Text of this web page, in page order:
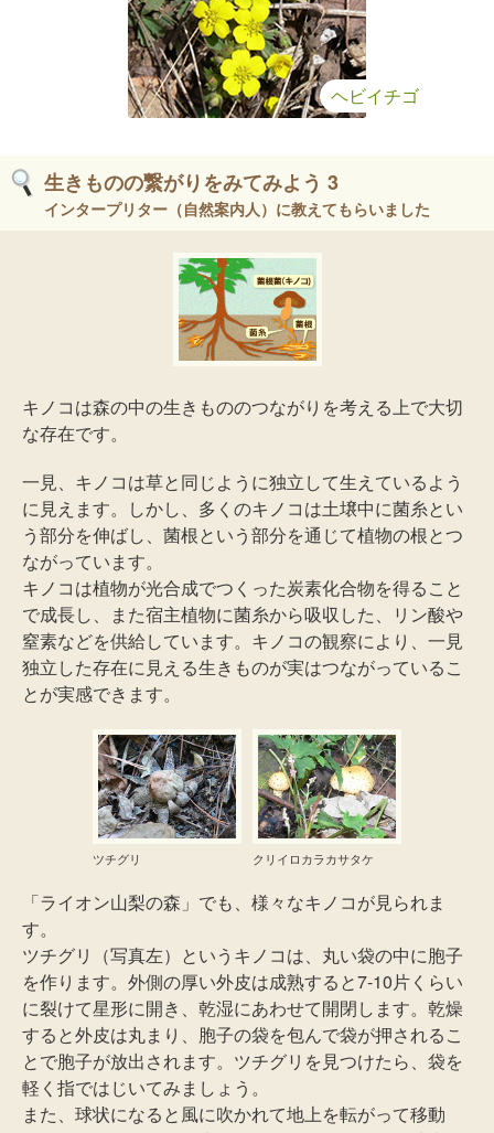
ヘビイチゴ
生きものの繋がりをみてみよう 3
インタープリター（自然案内人）に教えてもらいました
キノコは森の中の生きもののつながりを考える上で大切
な存在です。
一見、キノコは草と同じように独立して生えているよう
に見えます。しかし、多くのキノコは土壌中に菌糸とい
う部分を伸ばし、菌根という部分を通じて植物の根とつ
ながっています。
キノコは植物が光合成でつくった炭素化合物を得ること
で成長し、また宿主植物に菌糸から吸収した、リン酸や
窒素などを供給しています。キノコの観察により、一見
独立した存在に見える生きものが実はつながっているこ
とが実感できます。
ツチグリ クリイロカラカサタケ
「ライオン山梨の森」でも、様々なキノコが見られま
す。
ツチグリ（写真左）というキノコは、丸い袋の中に胞子
を作ります。外側の厚い外皮は成熟すると7-10片くらい
に裂けて星形に開き、乾湿にあわせて開閉します。乾燥
すると外皮は丸まり、胞子の袋を包んで袋が押されるこ
とで胞子が放出されます。ツチグリを見つけたら、袋を
軽く指ではじいてみましょう。
また、球状になると風に吹かれて地上を転がって移動